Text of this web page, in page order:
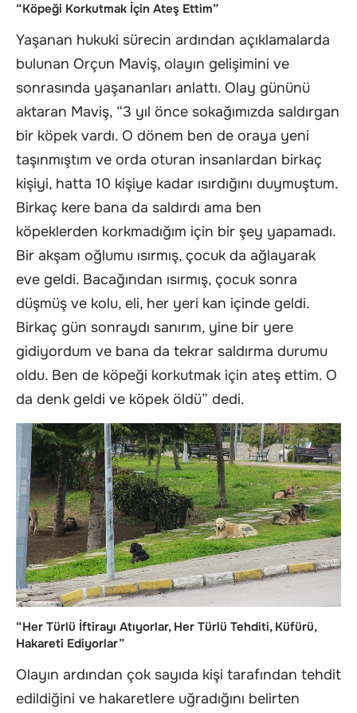
“Köpeği Korkutmak İçin Ateş Ettim”
Yaşanan hukuki sürecin ardından açıklamalarda
bulunan Orçun Maviş, olayın gelişimini ve
sonrasında yaşananları anlattı. Olay gününü
aktaran Maviş, “3 yıl önce sokağımızda saldırgan
bir köpek vardı. O dönem ben de oraya yeni
taşınmıştım ve orda oturan insanlardan birkaç
kişiyi, hatta 10 kişiye kadar ısırdığını duymuştum.
Birkaç kere bana da saldırdı ama ben
köpeklerden korkmadığım için bir şey yapamadı.
Bir akşam oğlumu ısırmış, çocuk da ağlayarak
eve geldi. Bacağından ısırmış, çocuk sonra
düşmüş ve kolu, eli, her yeri kan içinde geldi.
Birkaç gün sonraydı sanırım, yine bir yere
gidiyordum ve bana da tekrar saldırma durumu
oldu. Ben de köpeği korkutmak için ateş ettim. O
da denk geldi ve köpek öldü” dedi.
“Her Türlü İftirayı Atıyorlar, Her Türlü Tehditi, Küfürü,
Hakareti Ediyorlar”
Olayın ardından çok sayıda kişi tarafından tehdit
edildiğini ve hakaretlere uğradığını belirten